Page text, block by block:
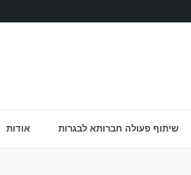
שיתוף פעולה חברותא לבגרות אודות